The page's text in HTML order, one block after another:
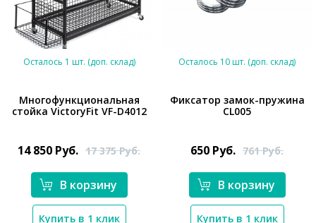
Осталось 1 шт. (доп. склад)
Многофункциональная
стойка VictoryFit VF-D4012
14 850 Руб. 17 375Руб.
В корзину
Купить в 1 клик
Осталось 10 шт. (доп. склад)
Фиксатор замок-пружина
CL005
650 Руб. 761Руб.
В корзину
Купить в 1 клик